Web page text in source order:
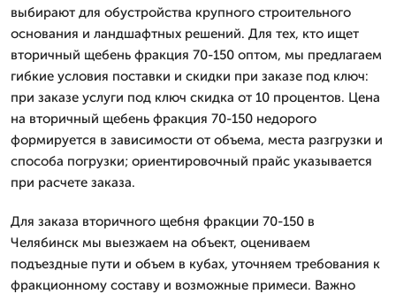
выбирают для обустройства крупного строительного
основания и ландшафтных решений. Для тех, кто ищет
вторичный щебень фракция 70-150 оптом, мы предлагаем
гибкие условия поставки и скидки при заказе под ключ:
при заказе услуги под ключ скидка от 10 процентов. Цена
на вторичный щебень фракция 70-150 недорого
формируется в зависимости от объема, места разгрузки и
способа погрузки; ориентировочный прайс указывается
при расчете заказа.
Для заказа вторичного щебня фракции 70-150 в
Челябинск мы выезжаем на объект, оцениваем
подъездные пути и объем в кубах, уточняем требования к
фракционному составу и возможные примеси. Важно